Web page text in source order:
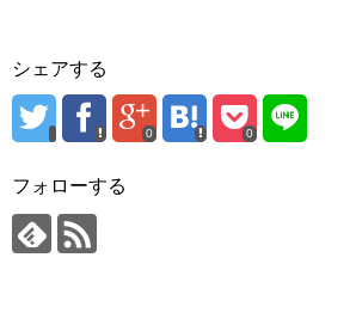
シェアする
0 0
フォローする